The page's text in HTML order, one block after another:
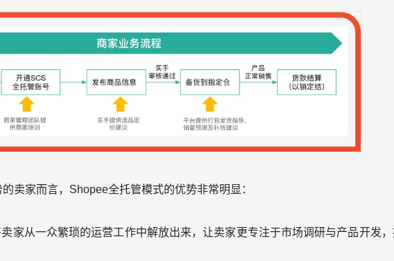
卖家而言，Shopee全托管模式的优势非常明显：
家从一众繁琐的运营工作中解放出来，让卖家更专注于市场调研与产品开发